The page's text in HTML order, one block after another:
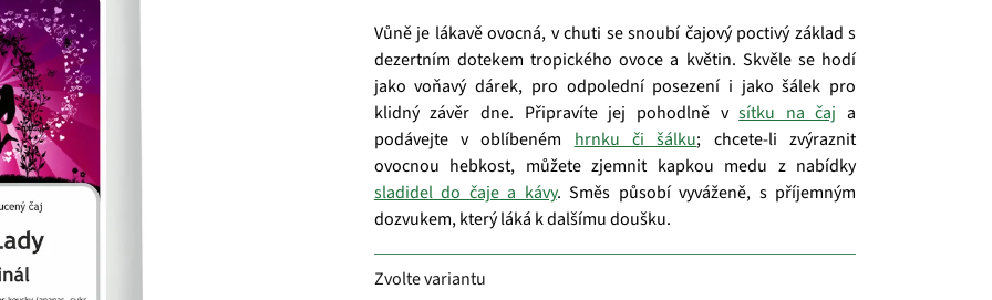
Zvolte variantu
Vůně je lákavě ovocná, v chuti se snoubí čajový poctivý základ s
dezertním dotekem tropického ovoce a květin. Skvěle se hodí
jako voňavý dárek, pro odpolední posezení i jako šálek pro
klidný závěr dne. Připravíte jej pohodlně vsítku na čaj a
podávejte v oblíbeném hrnku či šálku; chcete‑li zvýraznit
ovocnou hebkost, můžete zjemnit kapkou medu z nabídky
sladidel do čaje a kávy. Směs působí vyváženě, s příjemným
dozvukem, který láká k dalšímu doušku.